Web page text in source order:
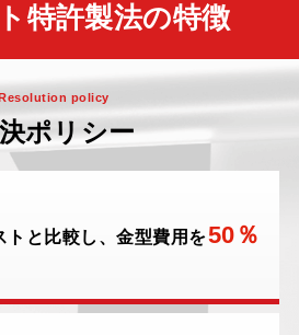
特許製法の特徴
policy
ポリシー
トと比較し、金型費用を50％